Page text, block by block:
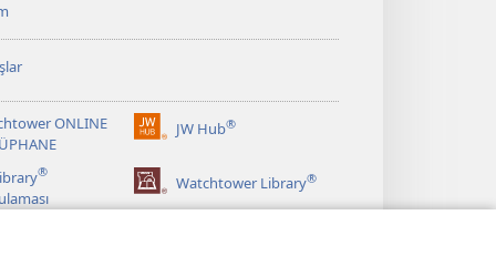
ONLINE
JW Hub®
(yeni
açar)
®
Watchtower Library®